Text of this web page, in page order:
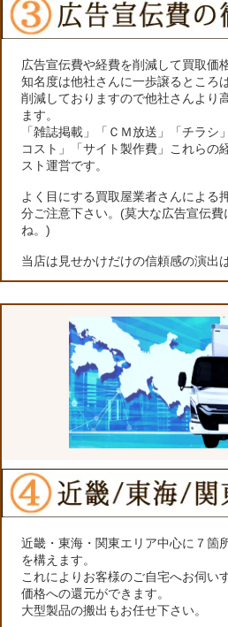
広告宣伝費や経費を削減して買取価
知名度は他社さんに一歩譲るところ
削減しておりますので他社さんより
ます。
「雑誌掲載」「ＣＭ放送」「チラシ
コスト」「サイト製作費」これらの
スト運営です。
よく目にする買取屋業者さんによる
分ご注意下さい。(莫大な広告宣伝
ね。)
当店は見せかけだけの信頼感の演出
近畿・東海・関東エリア中心に７箇
を構えます。
これによりお客様のご自宅へお伺い
価格への還元ができます。
大型製品の搬出もお任せ下さい。